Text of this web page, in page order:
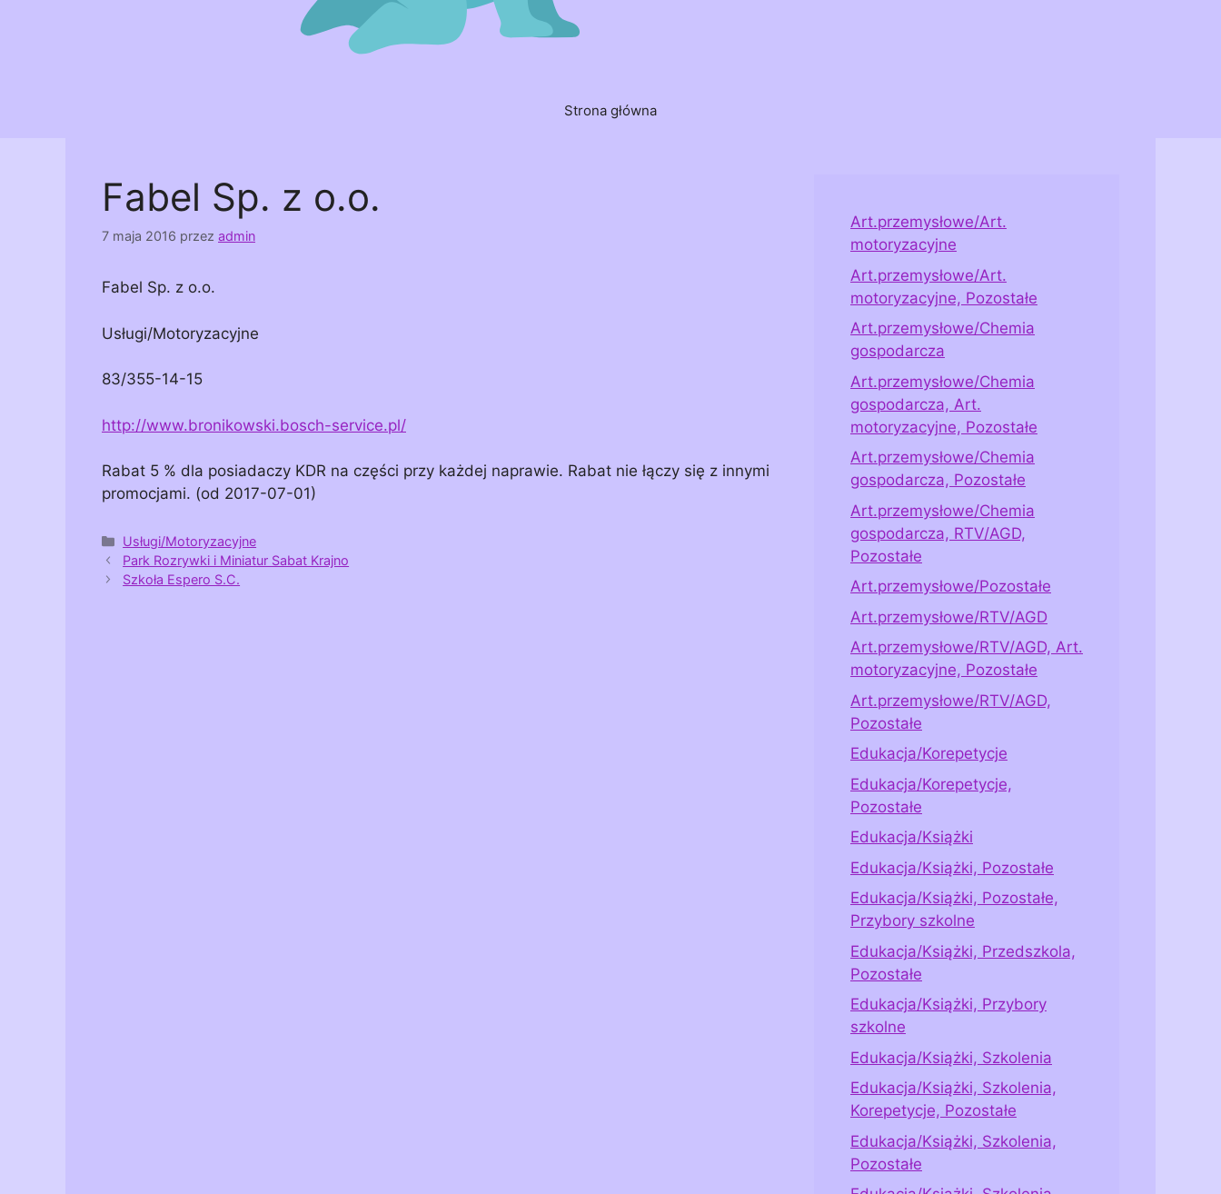
Strona główna
Fabel Sp. z o.o.
7 maja 2016 przez admin
Fabel Sp. z o.o.
Usługi/Motoryzacyjne
83/355-14-15
http://www.bronikowski.bosch-service.pl/
Rabat 5 % dla posiadaczy KDR na części przy każdej naprawie. Rabat nie łączy się z innymi
promocjami. (od 2017-07-01)
Kategorie
Usługi/Motoryzacyjne
Park Rozrywki i Miniatur Sabat Krajno
Szkoła Espero S.C.
Art.przemysłowe/Art.
motoryzacyjne
Art.przemysłowe/Art.
motoryzacyjne, Pozostałe
Art.przemysłowe/Chemia
gospodarcza
Art.przemysłowe/Chemia
gospodarcza, Art.
motoryzacyjne, Pozostałe
Art.przemysłowe/Chemia
gospodarcza, Pozostałe
Art.przemysłowe/Chemia
gospodarcza, RTV/AGD,
Pozostałe
Art.przemysłowe/Pozostałe
Art.przemysłowe/RTV/AGD
Art.przemysłowe/RTV/AGD, Art.
motoryzacyjne, Pozostałe
Art.przemysłowe/RTV/AGD,
Pozostałe
Edukacja/Korepetycje
Edukacja/Korepetycje,
Pozostałe
Edukacja/Książki
Edukacja/Książki, Pozostałe
Edukacja/Książki, Pozostałe,
Przybory szkolne
Edukacja/Książki, Przedszkola,
Pozostałe
Edukacja/Książki, Przybory
szkolne
Edukacja/Książki, Szkolenia
Edukacja/Książki, Szkolenia,
Korepetycje, Pozostałe
Edukacja/Książki, Szkolenia,
Pozostałe